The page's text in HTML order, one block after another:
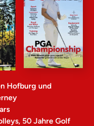
Hofburg und
50 Jahre Golf